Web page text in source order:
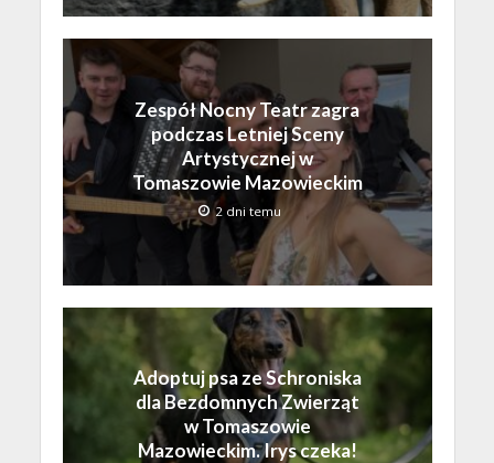
Zespół Nocny Teatr zagra
podczas Letniej Sceny
Artystycznej w
Tomaszowie Mazowieckim
2 dni temu
Adoptuj psa ze Schroniska
dla Bezdomnych Zwierząt
w Tomaszowie
Mazowieckim. Irys czeka!